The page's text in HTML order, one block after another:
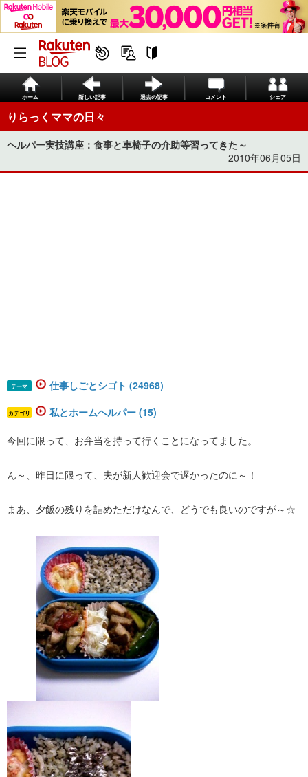
ホーム 新しい記事 過去の記事 コメント シェア
りらっくママの日々
ヘルパー実技講座：食事と車椅子の介助等習ってきた～
2010年06月05日
テーマ 仕事しごとシゴト (24968)
カテゴリ 私とホームヘルパー (15)
今回に限って、お弁当を持って行くことになってました。
ん～、昨日に限って、夫が新人歓迎会で遅かったのに～！
まあ、夕飯の残りを詰めただけなんで、どうでも良いのですが～☆